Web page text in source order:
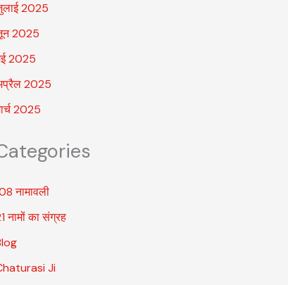
2025
2025
2025
2025
2025
नामावली
नामों का संग्रह
Ji